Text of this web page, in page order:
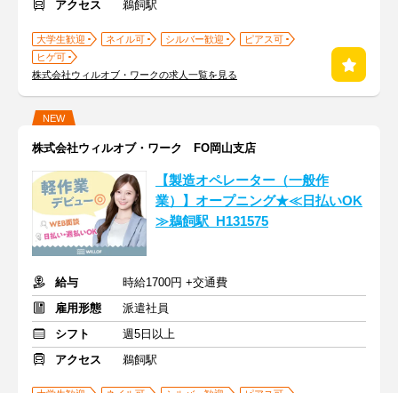
アクセス
鵜飼駅
大学生歓迎 ネイル可 シルバー歓迎
ピアス可
ヒゲ可
株式会社ウィルオブ・ワークの求人一覧を見る
NEW
株式会社ウィルオブ・ワーク FO岡山支店
【製造オペレーター（一般作
業）】オープニング★≪日払いOK
≫鵜飼駅_H131575
給与
時給1700円 +交通費
雇用形態
派遣社員
シフト
週5日以上
アクセス
鵜飼駅